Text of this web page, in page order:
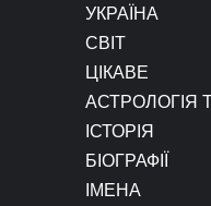
УКРАЇНА
СВІТ
ЦІКАВЕ
АСТРОЛОГІЯ
ІСТОРІЯ
БІОГРАФІЇ
ІМЕНА